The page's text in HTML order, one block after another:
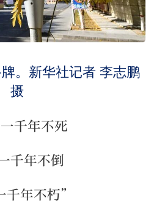
。新华社记者 李志鹏
摄
千年不死
千年不倒
千年不朽”